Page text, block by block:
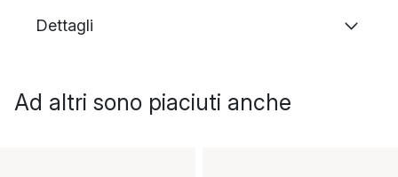
Dettagli
Ad altri sono piaciuti anche